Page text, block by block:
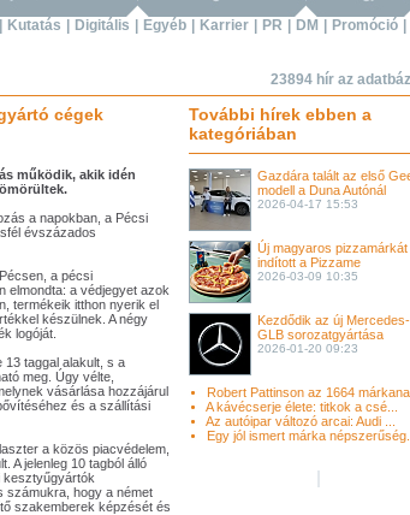
Kutatás Digitális Egyéb Karrier PR DM Promóció
23894 hír az
cégek
működik, akik idén
a napokban, a Pécsi
évszázados
a pécsi
elmondta: a védjegyet azok
termékeik itthon nyerik el
készülnek. A négy
logóját.
13 taggal alakult, s a
meg. Úgy vélte,
vásárlása hozzájárul
és a szállítási
a közös piacvédelem,
A jelenleg 10 tagból álló
kesztyűgyártók
számukra, hogy a német
szakemberek képzését és
További hírek ebben a
kategóriában
Gazdára talált az első
modell a Duna Autónál
2026-04-17 15:53
Új magyaros pizzamárkát
indított a Pizzame
2026-03-09 10:35
Kezdődik az új
GLB sorozatgyártása
2026-01-20 09:23
Robert Pattinson az 1664
A kávécserje élete: titkok a csé...
Az autóipar változó arcai: Audi ...
Egy jól ismert márka népszerűség...